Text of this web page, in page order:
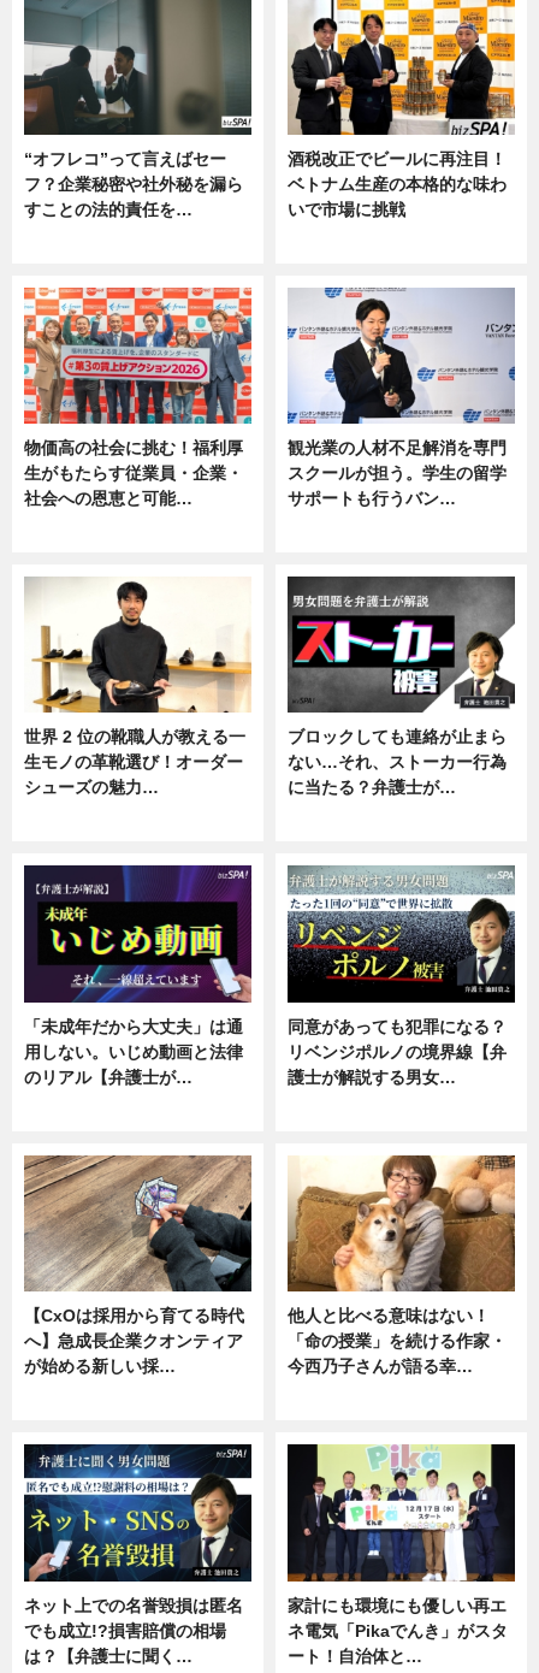
“オフレコ”って言えばセー
フ？企業秘密や社外秘を漏ら
すことの法的責任を…
酒税改正でビールに再注目！
ベトナム生産の本格的な味わ
いで市場に挑戦
物価高の社会に挑む！福利厚
生がもたらす従業員・企業・
社会への恩恵と可能…
観光業の人材不足解消を専門
スクールが担う。学生の留学
サポートも行うバン…
世界 2 位の靴職人が教える一
生モノの革靴選び！オーダー
シューズの魅力…
ブロックしても連絡が止まら
ない…それ、ストーカー行為
に当たる？弁護士が…
「未成年だから大丈夫」は通
用しない。いじめ動画と法律
のリアル【弁護士が…
同意があっても犯罪になる？
リベンジポルノの境界線【弁
護士が解説する男女…
【CxOは採用から育てる時代
へ】急成長企業クオンティア
が始める新しい採…
他人と比べる意味はない！
「命の授業」を続ける作家・
今西乃子さんが語る幸…
ネット上での名誉毀損は匿名
でも成立!?損害賠償の相場
は？【弁護士に聞く…
家計にも環境にも優しい再エ
ネ電気「Pikaでんき」がスタ
ート！自治体と…